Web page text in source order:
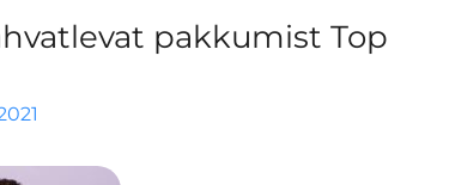
pakkumist Top